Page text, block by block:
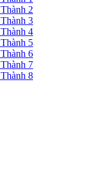
2
3
4
5
6
7
8